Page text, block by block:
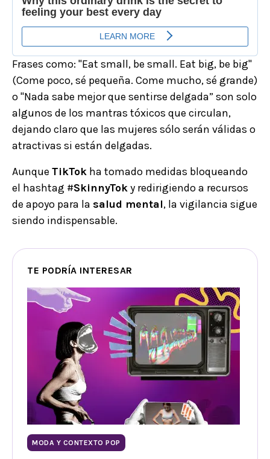
Frases como: "Eat small, be small. Eat big, be big"
(Come poco, sé pequeña. Come mucho, sé grande)
o "Nada sabe mejor que sentirse delgada” son solo
algunos de los mantras tóxicos que circulan,
dejando claro que las mujeres sólo serán válidas o
atractivas si están delgadas.
Aunque TikTok ha tomado medidas bloqueando
el hashtag #SkinnyToky redirigiendo a recursos
de apoyo para la salud mental, la vigilancia sigue
siendo indispensable.
TE PODRÍA INTERESAR
MODA Y CONTEXTO POP